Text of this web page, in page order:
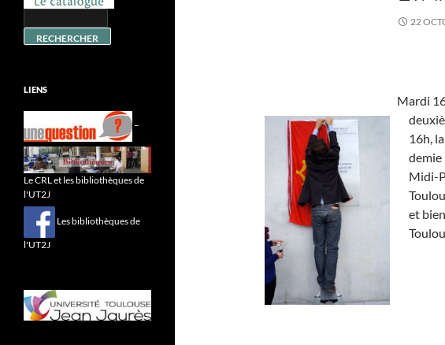
22
Mardi
16h,
demie
Midi-
et
LIENS
–
Le CRL et les bibliothèques de
l'UT2J
Les bibliothèques de
l'UT2J